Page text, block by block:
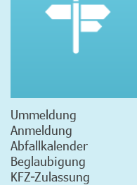
Ummeldung
Anmeldung
Abfallkalender
Beglaubigung
KFZ-Zulassung